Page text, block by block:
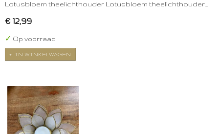
Lotusbloem theelichthouder Lotusbloem theelichthouder…
€ 12,99
✓ Op voorraad
IN WINKELWAGEN